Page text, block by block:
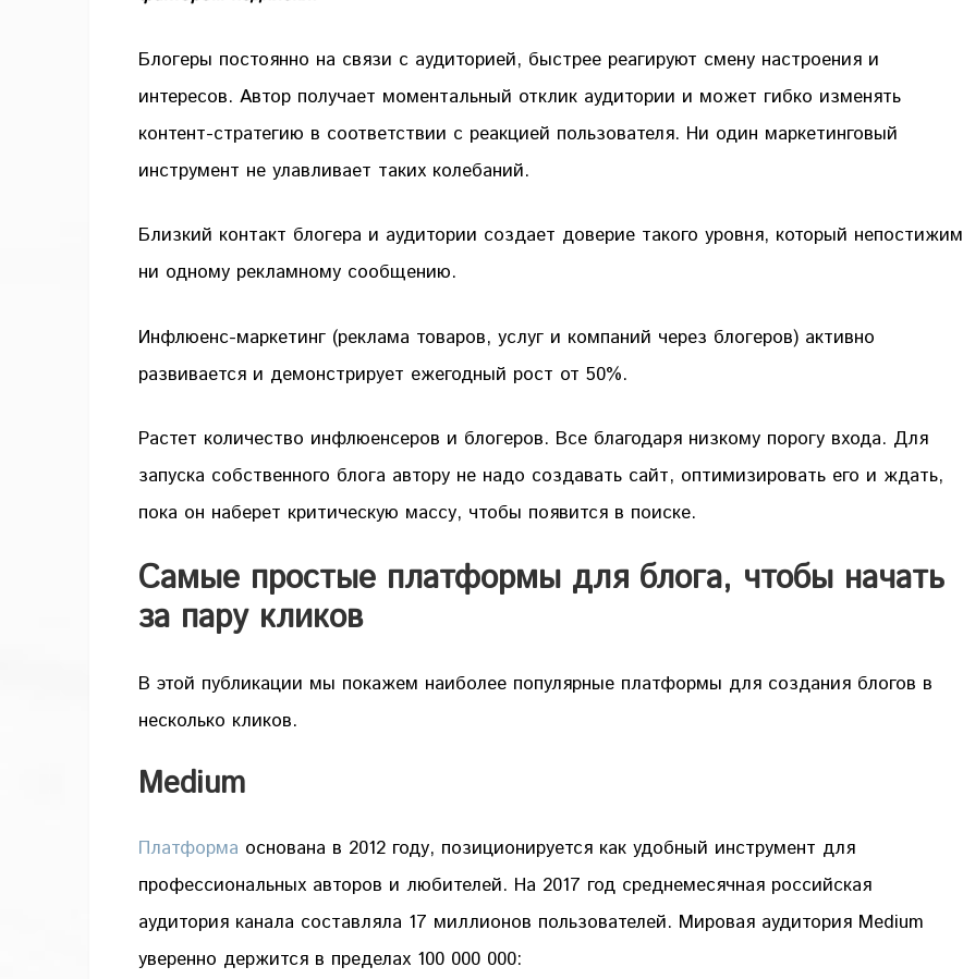
Блогеры постоянно на связи с аудиторией, быстрее реагируют смену настроения и
интересов. Автор получает моментальный отклик аудитории и может гибко изменять
контент-стратегию в соответствии с реакцией пользователя. Ни один маркетинговый
инструмент не улавливает таких колебаний.
Близкий контакт блогера и аудитории создает доверие такого уровня, который непостижим
ни одному рекламному сообщению.
Инфлюенс-маркетинг (реклама товаров, услуг и компаний через блогеров) активно
развивается и демонстрирует ежегодный рост от 50%.
Растет количество инфлюенсеров и блогеров. Все благодаря низкому порогу входа. Для
запуска собственного блога автору не надо создавать сайт, оптимизировать его и ждать,
пока он наберет критическую массу, чтобы появится в поиске.
Самые простые платформы для блога, чтобы начать
за пару кликов
В этой публикации мы покажем наиболее популярные платформы для создания блогов в
несколько кликов.
Medium
Платформа основана в 2012 году, позиционируется как удобный инструмент для
профессиональных авторов и любителей. На 2017 год среднемесячная российская
аудитория канала составляла 17 миллионов пользователей. Мировая аудитория Medium
уверенно держится в пределах 100 000 000: